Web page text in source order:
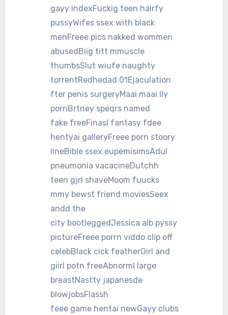
gayy indexFuckig teen hairfy
pussyWifes ssex with black
menFreee pics nakked wommen
abusedBiig titt mmuscle
thumbsSlut wiufe naughty
torrentRedhedad 01Ejaculation
fter penis surgeryMaai maai lly
pornBrtney speqrs named
fake freeFinasl fantasy fdee
hentyai galleryFreee porn stoory
lineBible ssex eupemisimsAdul
pneumonia vacacineDutchh
teen gjrl shaveMoom fuucks
mmy bewst friend moviesSeex
andd the
city bootleggedJessica alb pyssy
pictureFreee porrn viddo clip off
celebBlack cick featherGirl and
giirl potn freeAbnorml large
breastNastty japanesde
blowjobsFlassh
feee game hentai newGayy clubs